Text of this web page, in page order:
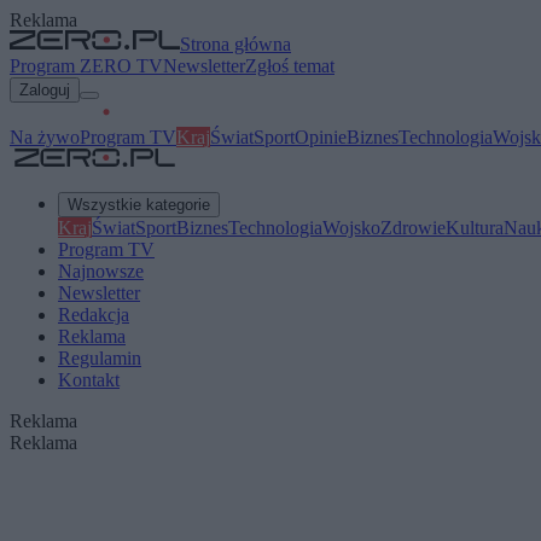
Reklama
Strona główna
Program ZERO TVNewsletterZgłoś temat
Zaloguj
Na żywoProgram TVKrajŚwiatSportOpinieBiznesTechnologia
Wszystkie kategorie
KrajŚwiatSportBiznesTechnologiaWojskoZdrowieKultura
Program TV
Najnowsze
Newsletter
Redakcja
Reklama
Regulamin
Kontakt
Reklama
Reklama